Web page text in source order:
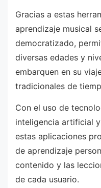
Gracias a estas
aprendizaje musical
democratizado,
diversas edades y
embarquen en su
tradicionales de
Con el uso de
inteligencia artificial
estas aplicaciones
de aprendizaje
contenido y las
de cada usuario.